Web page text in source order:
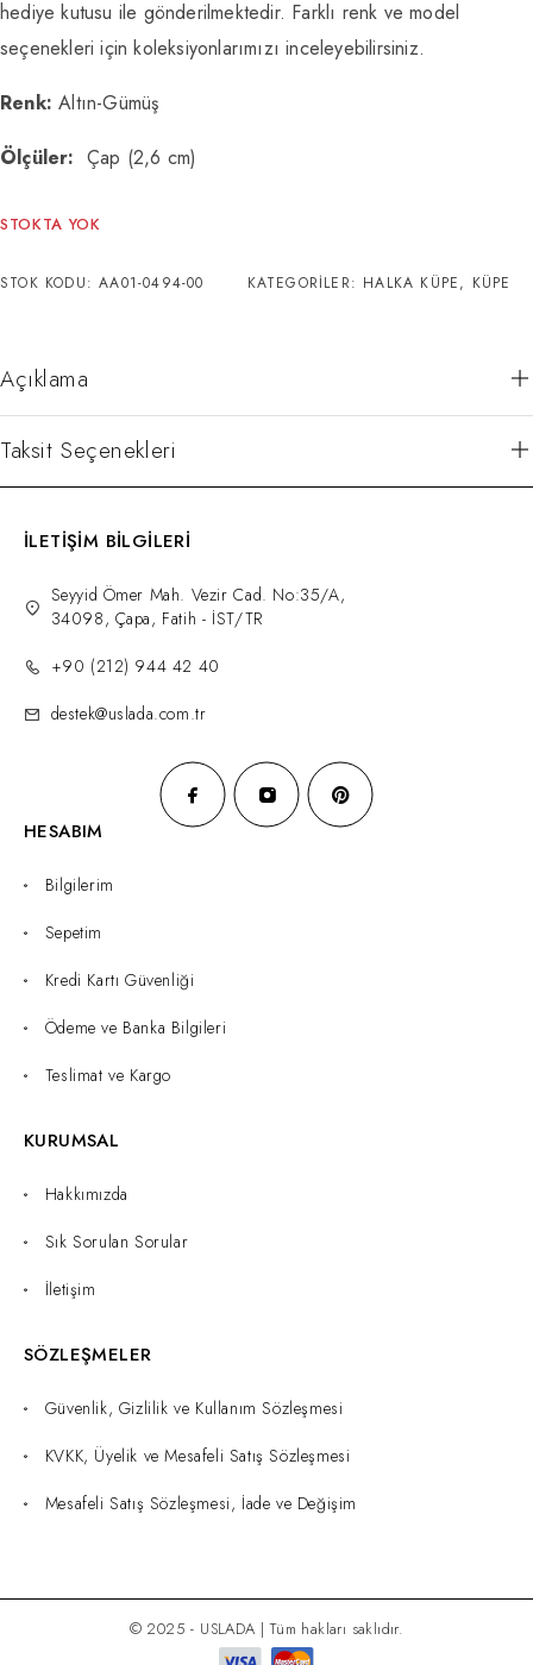
hediye kutusu ile gönderilmektedir. Farklı renk ve model
seçenekleri için koleksiyonlarımızı inceleyebilirsiniz.
Renk: Altın-Gümüş
Ölçüler: Çap (2,6 cm)
STOKTA YOK
STOK KODU:AA01-0494-00 KATEGORILER: HALKA KÜPE, KÜPE
Açıklama
Taksit Seçenekleri
İLETİŞİM BİLGİLERİ
Seyyid Ömer Mah. Vezir Cad. No:35/A,
34098, Çapa, Fatih - İST/TR
+90 (212) 944 42 40
destek@uslada.com.tr
HESABIM
Bilgilerim
Sepetim
Kredi Kartı Güvenliği
Ödeme ve Banka Bilgileri
Teslimat ve Kargo
KURUMSAL
Hakkımızda
Sık Sorulan Sorular
İletişim
SÖZLEŞMELER
Güvenlik, Gizlilik ve Kullanım Sözleşmesi
KVKK, Üyelik ve Mesafeli Satış Sözleşmesi
Mesafeli Satış Sözleşmesi, İade ve Değişim
© 2025 - USLADA | Tüm hakları saklıdır.